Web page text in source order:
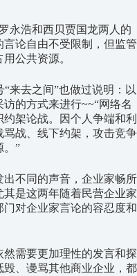
永浩和西贝贾国龙两人的
论自由不受限制，但监管
公共资源。
“来去之间”也做过说明：以
访的方式来进行~~“网络名
约架论战。因个人争端和利
战、线下约架，攻击竞争
”
不同的声音，企业家畅所
是这两年随着民营企业家
对企业家言论的容忍度和
需要更加理性的发言和探
、谩骂其他商业企业，都